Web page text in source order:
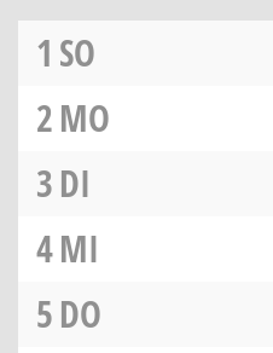
1 SO
2MO
3DI
4MI
5DO